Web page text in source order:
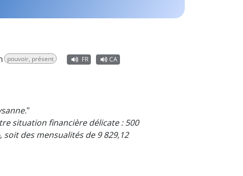
pouvoir, présent FR CA
"
situation financière délicate : 500
des mensualités de 9 829,12